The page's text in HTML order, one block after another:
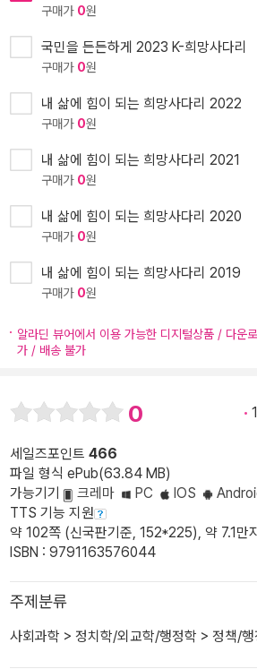
구매가 0원
국민을 든든하게 2023 K-희망사다리
구매가 0원
내 삶에 힘이 되는 희망사다리 2022
구매가 0원
내 삶에 힘이 되는 희망사다리 2021
구매가 0원
내 삶에 힘이 되는 희망사다리 2020
구매가 0원
내 삶에 힘이 되는 희망사다리 2019
구매가 0원
알라딘 뷰어에서 이용 가능한 디지털상품 / 다운
가 / 배송 불가
0
세일즈포인트 466
파일 형식 ePub(63.84 MB)
가능기기
크레마 PC IOS
TTS 기능 지원
약 102쪽 (신국판기준, 152*225), 약 7.1만
ISBN : 9791163576044
주제분류
사회과학 > 정치학/외교학/행정학 > 정책/행